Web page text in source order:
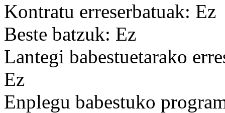
Kontratu erreserbatuak: Ez
Beste batzuk: Ez
Lantegi babestuetarako
Ez
Enplegu babestuko